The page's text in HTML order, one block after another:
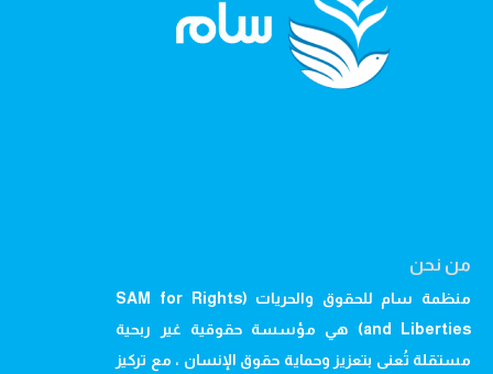
من نحن
منظمة سام للحقوق والحريات (SAM for Rights
and Liberties) هي مؤسسة حقوقية غير ربحية
مستقلة تُعنى بتعزيز وحماية حقوق الإنسان ، مع تركيز